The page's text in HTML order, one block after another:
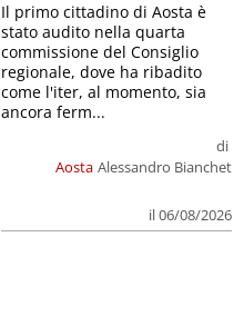
Aosta
di
Alessandro Bianchet
il 06/08/2026
Il primo cittadino di Aosta è
stato audito nella quarta
commissione del Consiglio
regionale, dove ha ribadito
come l'iter, al momento, sia
ancora ferm...